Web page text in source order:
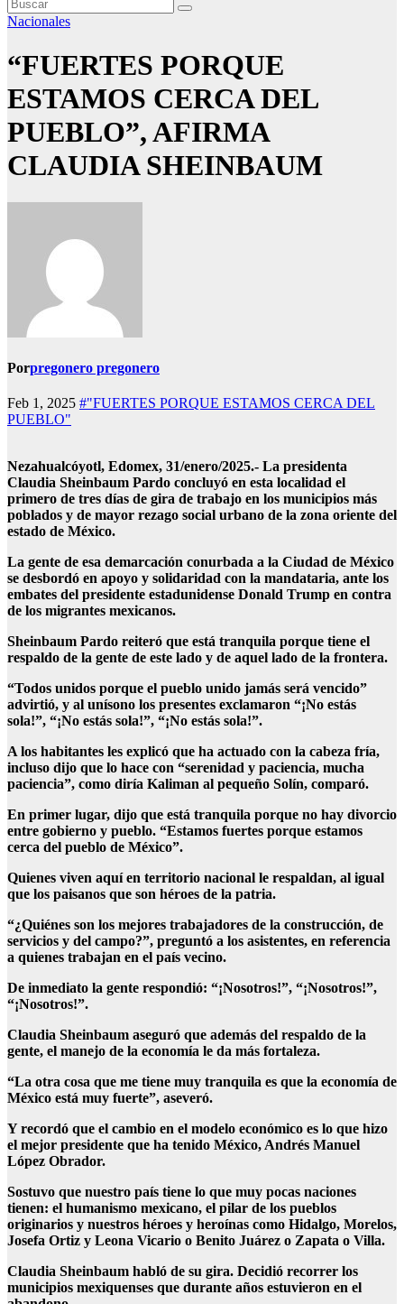
Nacionales
“FUERTES PORQUE
ESTAMOS CERCA DEL
PUEBLO”, AFIRMA
CLAUDIA SHEINBAUM
Porpregonero pregonero
Feb 1, 2025 #"FUERTES PORQUE ESTAMOS CERCA DEL
PUEBLO"
Nezahualcóyotl, Edomex, 31/enero/2025.- La presidenta
Claudia Sheinbaum Pardo concluyó en esta localidad el
primero de tres días de gira de trabajo en los municipios más
poblados y de mayor rezago social urbano de la zona oriente del
estado de México.
La gente de esa demarcación conurbada a la Ciudad de México
se desbordó en apoyo y solidaridad con la mandataria, ante los
embates del presidente estadunidense Donald Trump en contra
de los migrantes mexicanos.
Sheinbaum Pardo reiteró que está tranquila porque tiene el
respaldo de la gente de este lado y de aquel lado de la frontera.
“Todos unidos porque el pueblo unido jamás será vencido”
advirtió, y al unísono los presentes exclamaron “¡No estás
sola!”, “¡No estás sola!”, “¡No estás sola!”.
A los habitantes les explicó que ha actuado con la cabeza fría,
incluso dijo que lo hace con “serenidad y paciencia, mucha
paciencia”, como diría Kaliman al pequeño Solín, comparó.
En primer lugar, dijo que está tranquila porque no hay divorcio
entre gobierno y pueblo. “Estamos fuertes porque estamos
cerca del pueblo de México”.
Quienes viven aquí en territorio nacional le respaldan, al igual
que los paisanos que son héroes de la patria.
“¿Quiénes son los mejores trabajadores de la construcción, de
servicios y del campo?”, preguntó a los asistentes, en referencia
a quienes trabajan en el país vecino.
De inmediato la gente respondió: “¡Nosotros!”, “¡Nosotros!”,
“¡Nosotros!”.
Claudia Sheinbaum aseguró que además del respaldo de la
gente, el manejo de la economía le da más fortaleza.
“La otra cosa que me tiene muy tranquila es que la economía de
México está muy fuerte”, aseveró.
Y recordó que el cambio en el modelo económico es lo que hizo
el mejor presidente que ha tenido México, Andrés Manuel
López Obrador.
Sostuvo que nuestro país tiene lo que muy pocas naciones
tienen: el humanismo mexicano, el pilar de los pueblos
originarios y nuestros héroes y heroínas como Hidalgo, Morelos,
Josefa Ortiz y Leona Vicario o Benito Juárez o Zapata o Villa.
Claudia Sheinbaum habló de su gira. Decidió recorrer los
municipios mexiquenses que durante años estuvieron en el